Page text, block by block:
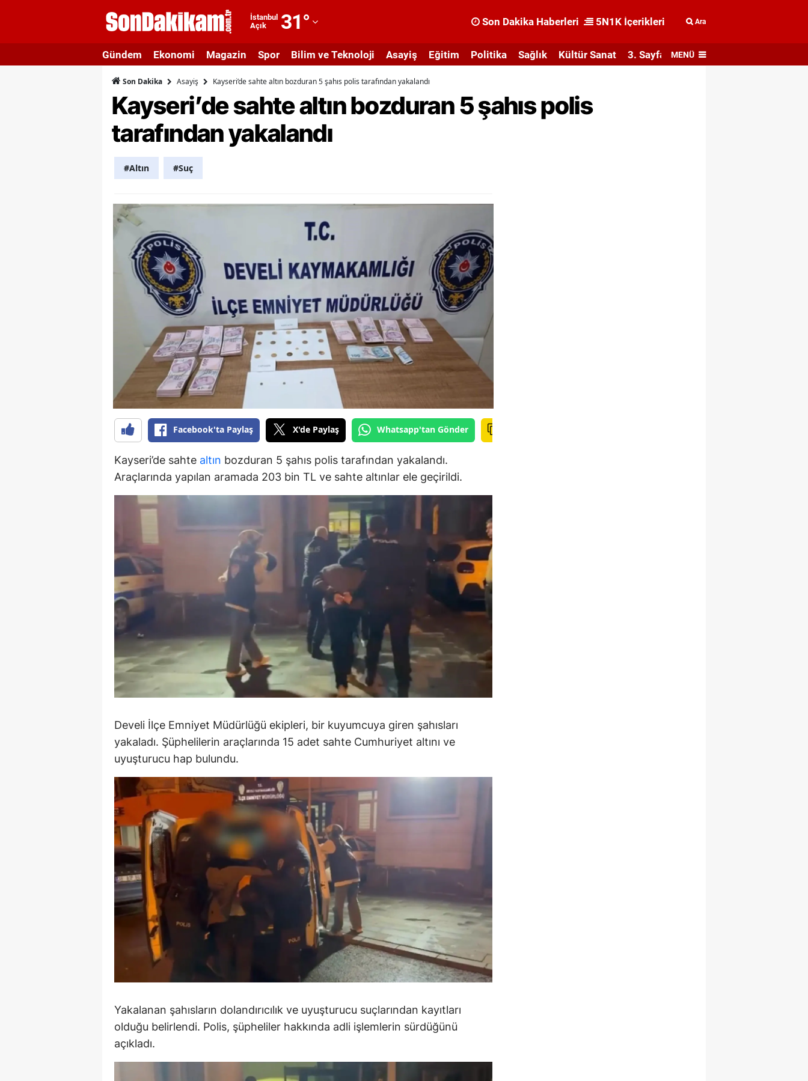
İstanbul
Açık
31°
Adıyaman
Afyonkarahisar
Ağrı
Amasya
Artvin
Balıkesir
Bilecik
Bingöl
Bitlis
Bolu
Burdur
Çanakkale
Çankırı
Çorum
Diyarbakır
Edirne
Erzurum
Eskişehir
Gaziantep
Giresun
Gümüşhane
Hakkari
Hatay
Isparta
İstanbul
İzmir
Kastamonu
Kayseri
Kocaeli
Kütahya
Son Dakika Haberleri 5N1K İçerikleri Ara
Gündem Ekonomi Magazin Spor Bilim ve Teknoloji Asayiş Eğitim Politika Sağlık Kültür Sanat 3. Sayfa MENÜ
Son Dakika Asayiş Kayseri’de sahte altın bozduran 5 şahıs polis tarafından yakalandı
Kayseri’de sahte altın bozduran 5 şahıs polis
tarafından yakalandı
#Altın #Suç
Facebook'ta Paylaş X'de Paylaş Whatsapp'tan Gönder
Kayseri’de sahte altın bozduran 5 şahıs polis tarafından yakalandı.
Araçlarında yapılan aramada 203 bin TL ve sahte altınlar ele geçirildi.
Develi İlçe Emniyet Müdürlüğü ekipleri, bir kuyumcuya giren şahısları
yakaladı. Şüphelilerin araçlarında 15 adet sahte Cumhuriyet altını ve
uyuşturucu hap bulundu.
Yakalanan şahısların dolandırıcılık ve uyuşturucu suçlarından kayıtları
olduğu belirlendi. Polis, şüpheliler hakkında adli işlemlerin sürdüğünü
açıkladı.